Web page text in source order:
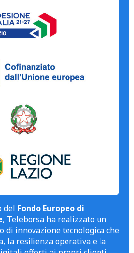
del Fondo Europeo di
, Teleborsa ha realizzato un
di innovazione tecnologica che
la resilienza operativa e la